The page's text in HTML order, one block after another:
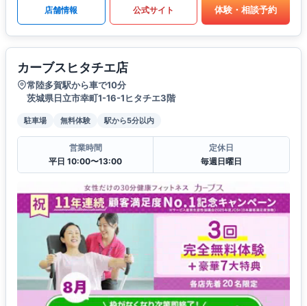
店舗情報 公式サイト 体験・相談予約
カーブスヒタチエ店
常陸多賀駅から車で10分
茨城県日立市幸町1-16-1ヒタチエ3階
駐車場 無料体験 駅から5分以内
営業時間
平日 10:00〜13:00
定休日
毎週日曜日